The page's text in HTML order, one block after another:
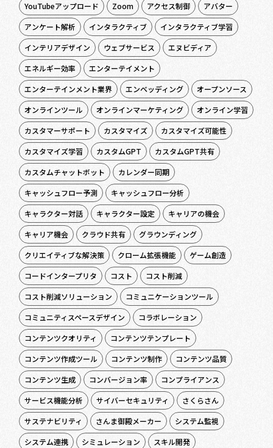
YouTubeアップロード
Zoom アクセス制御
アバター
アンケート解析
インタラクティブ
インタラクティブ学習
インテリアデザイン
ウェブサービス
エヌビディア
エネルギー効率
エンターテイメント
エンターテインメント業界
エンベッディング
オープンソース
オンラインツール
オンラインマーケティング
オンライン学習
カスタマーサポート
カスタマイズ
カスタマイズ可能性
カスタマイズ学習
カスタムGPT
カスタムGPT共有
カスタムチャットボット
カレンダー同期
キャッシュフロー予測
キャッシュフロー分析
キャラクター対話
キャラクター設定
キャリアの機会
キャリア機会
クラウド共有
グラウンディング
クリエイティブな解決策
クローム拡張機能
ゲーム創造
コードインタープリタ
コスト
コスト削減
コスト削減ソリューション
コミュニケーションツール
コミュニティスペースデザイン
コラボレーション
コンテンツクオリティ
コンテンツテンプレート
コンテンツ作成ツール
コンテンツ制作
コンテンツ品質
コンテンツ生成
コンバージョン率
コンプライアンス
サービス機能分析
サイバーセキュリティ
さくらさん
サステナビリティ
さんま御殿メーカー
システム監視
システム連携
シミュレーション スキル開発